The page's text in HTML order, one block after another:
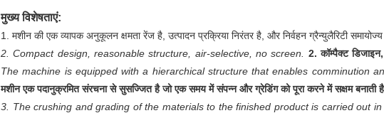
मुख्य विशेषताएं:
1. मशीन की एक व्यापक अनुकूलन क्षमता रेंज है, उत्पादन प्रक्रिया निरंतर है, और निर्वहन ग्रैन्युलैरिटी
2. Compact design, reasonable structure, air-selective, no screen. 2. कॉम्पैक्ट
The machine is equipped with a hierarchical structure that enables comminution
मशीन एक पदानुक्रमित संरचना से सुसज्जित है जो एक समय में संपन्न और ग्रेडिंग को पूरा करने में सक्षम बनाती
3. The crushing and grading of the materials to the finished product is carried out